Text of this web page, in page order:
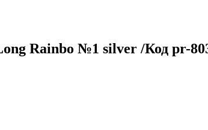
Rainbo №1 silver /Код pr-